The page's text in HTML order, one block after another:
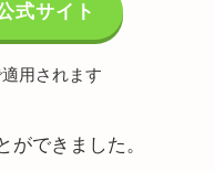
式サイト
用されます
ができました。